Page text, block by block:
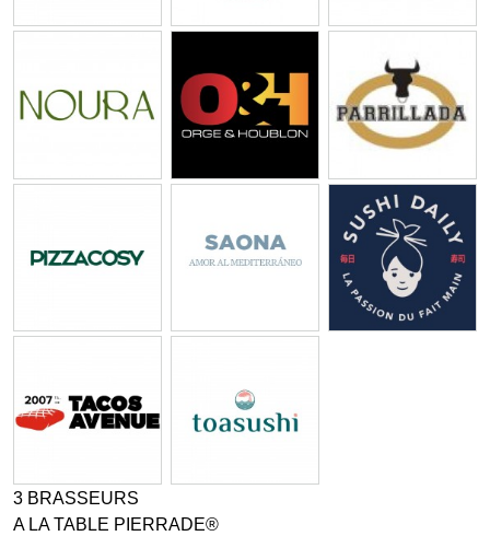
3 BRASSEURS
A LA TABLE PIERRADE®